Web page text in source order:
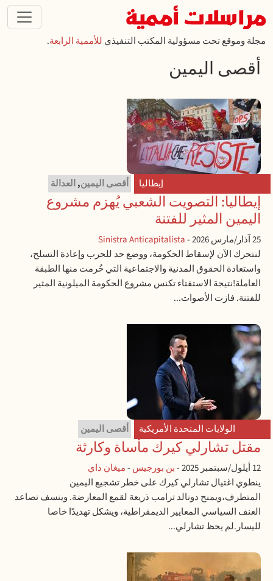
تجاوز إلى المحتوى الرئيسي
مجلة وموقع تحت مسؤولية المكتب التنفيذي للأممية الرابعة.
أقصى اليمين
إيطاليا أقصى اليمين,العدالة
إيطاليا: التصويت الشعبي يُهزم مشروع
اليمين المثير للفتنة
25 آذار/مارس 2026 -
Sinistra Anticapitalista
لنتحرك الآن لإسقاط الحكومة، ووضع حد للحرب وإعادة التسلح،
واستعادة الحقوق المدنية والاجتماعية التي حُرمت منها الطبقة
العاملة!نتيجة الاستفتاء تكنس مشروع الحكومة الميلونية المثير
للفتنة. فازت الأصوات...
الولايات المتحدة الأمريكية أقصى اليمين
مقتل تشارلي كيرك مأساة وكارثة
12 أيلول/سبتمبر 2025 -بن بورجيس -ميغان داي
ينطوي اغتيال تشارلي كيرك على خطر تشجيع اليمين
المتطرف،ويمنح دونالد ترامب ذريعة لقمع المعارضة. وينسف تصاعد
العنف السياسي المعايير الديمقراطية، ويشكل تهديدًا خاصا
لليسار.لم يحظ تشارلي...